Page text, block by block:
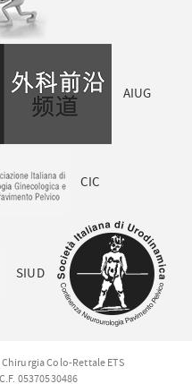
AIUG
CIC
SIUD
Colo-Rettale ETS
05370530486